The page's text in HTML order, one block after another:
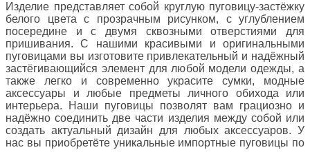
Изделие представляет собой круглую пуговицу-застёжку
белого цвета с прозрачным рисунком, с углублением
посередине и с двумя сквозными отверстиями для
пришивания. С нашими красивыми и оригинальными
пуговицами вы изготовите привлекательный и надёжный
застёгивающийся элемент для любой модели одежды, а
также легко и современно украсите сумки, модные
аксессуары и любые предметы личного обихода или
интерьера. Наши пуговицы позволят вам грациозно и
надёжно соединить две части изделия между собой или
создать актуальный дизайн для любых аксессуаров. У
нас вы приобретёте уникальные импортные пуговицы по